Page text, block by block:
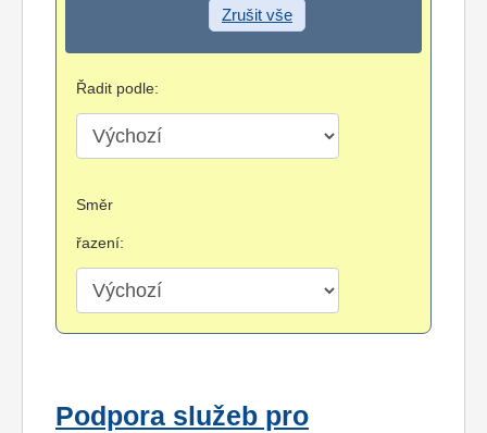
Zrušit vše
Řadit podle:
Směr
řazení:
Podpora služeb pro